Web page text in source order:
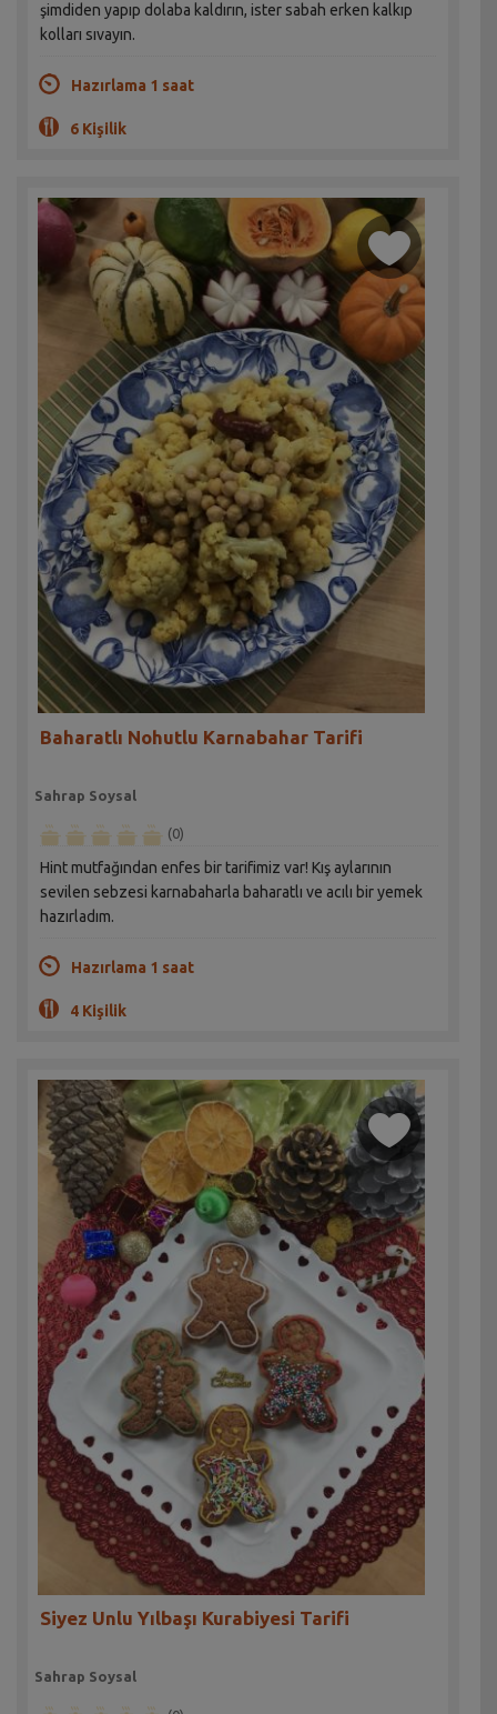
şimdiden yapıp dolaba kaldırın, ister sabah erken kalkıp
kolları sıvayın.
Hazırlama 1 saat
6 Kişilik
Baharatlı Nohutlu Karnabahar Tarifi
Sahrap Soysal
(0)
Hint mutfağından enfes bir tarifimiz var! Kış aylarının
sevilen sebzesi karnabaharla baharatlı ve acılı bir yemek
hazırladım.
Hazırlama 1 saat
4 Kişilik
Siyez Unlu Yılbaşı Kurabiyesi Tarifi
Sahrap Soysal